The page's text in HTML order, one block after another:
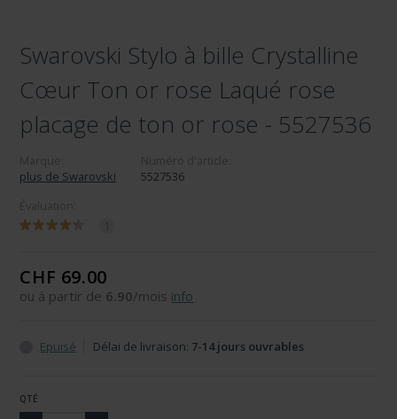
Swarovski Stylo à bille Crystalline
Cœur Ton or rose Laqué rose
placage de ton or rose - 5527536
plus de Swarovski
5527536
CHF 69.00
ou à partir de 6.90/mois info
Epuisé Délai de livraison: 7-14 jours ouvrables
QTÉ